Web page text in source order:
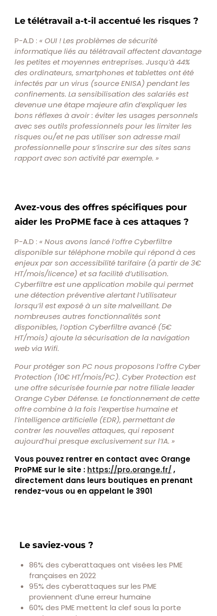
Le télétravail a-t-il accentué les risques ?
P-A.D : « OUI ! Les problèmes de sécurité
informatique liés au télétravail affectent davantage
les petites et moyennes entreprises. Jusqu’à 44%
des ordinateurs, smartphones et tablettes ont été
infectés par un virus (source ENISA) pendant les
confinements. La sensibilisation des salariés est
devenue une étape majeure afin d’expliquer les
bons réflexes à avoir : éviter les usages personnels
avec ses outils professionnels pour les limiter les
risques ou/et ne pas utiliser son adresse mail
professionnelle pour s’inscrire sur des sites sans
rapport avec son activité par exemple. »
Avez-vous des offres spécifiques pour
aider les ProPME face à ces attaques ?
P-A.D : « Nous avons lancé l’offre Cyberfiltre
disponible sur téléphone mobile qui répond à ces
enjeux par son accessibilité tarifaire (à partir de 3€
HT/mois/licence) et sa facilité d’utilisation.
Cyberfiltre est une application mobile qui permet
une détection préventive alertant l’utilisateur
lorsqu’il est exposé à un site malveillant. De
nombreuses autres fonctionnalités sont
disponibles, l’option Cyberfiltre avancé (5€
HT/mois) ajoute la sécurisation de la navigation
web via Wifi.
Pour protéger son PC nous proposons l’offre Cyber
Protection (10€ HT/mois/PC). Cyber Protection est
une offre sécurisée fournie par notre filiale leader
Orange Cyber Défense. Le fonctionnement de cette
offre combine à la fois l’expertise humaine et
l’intelligence artificielle (EDR), permettant de
contrer les nouvelles attaques, qui reposent
aujourd’hui presque exclusivement sur l’IA. »
Vous pouvez rentrer en contact avec Orange
ProPME sur le site : https://pro.orange.fr/ ,
directement dans leurs boutiques en prenant
rendez-vous ou en appelant le 3901
Le saviez-vous ?
86% des cyberattaques ont visées les PME
françaises en 2022
95% des cyberattaques sur les PME
proviennent d’une erreur humaine
60% des PME mettent la clef sous la porte